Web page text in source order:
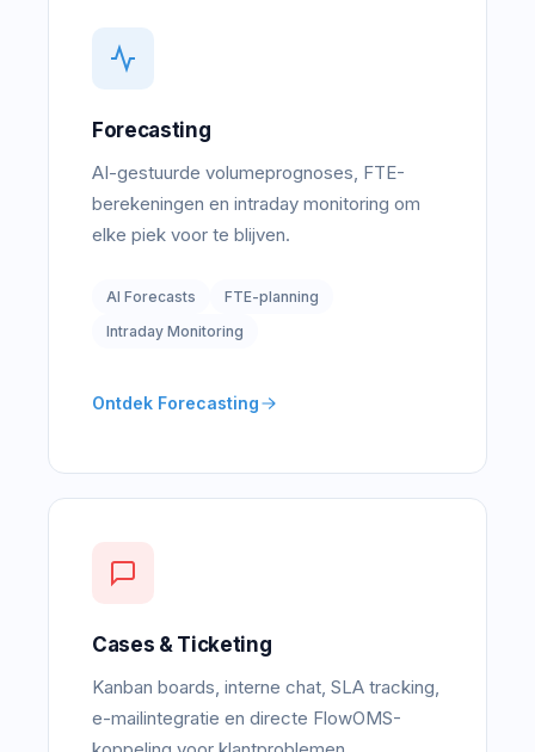
Forecasting
AI-gestuurde volumeprognoses, FTE-
berekeningen en intraday monitoring om
elke piek voor te blijven.
AI Forecasts
FTE-planning
Intraday Monitoring
Ontdek Forecasting
Cases & Ticketing
Kanban boards, interne chat, SLA tracking,
e-mailintegratie en directe FlowOMS-